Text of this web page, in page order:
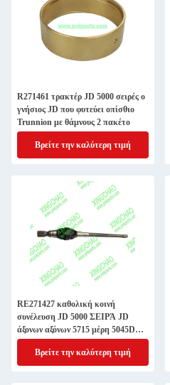
R271461 τρακτέρ JD 5000 σειρές ο
γνήσιος JD που φυτεύει οπίσθιο
Trunnion με θάμνους 2 πακέτο
Βρείτε την καλύτερη τιμή
RE271427 καθολική κοινή
συνέλευση JD 5000 ΣΕΙΡΆ JD
άξονων αξόνων 5715 μέρη 5045D
5055E 5065E 5715
Βρείτε την καλύτερη τιμή